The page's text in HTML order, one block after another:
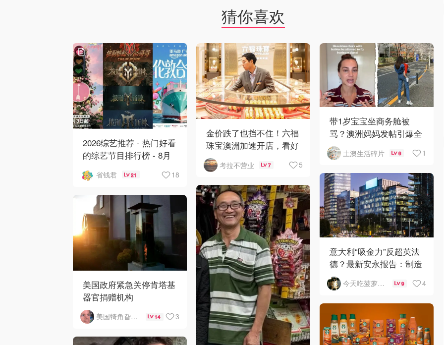
猜你喜欢
2026综艺推荐 - 热门好看
的综艺节目排行榜 - 8月
归啦省钱君 21 18
金价跌了也挡不住！六福
珠宝澳洲加速开店，看好
华人购买力
考拉不营业 7 5
带1岁宝宝坐商务舱被
骂？澳洲妈妈发帖引爆全
网争议
土澳生活碎片 6 1
意大利“吸金力”反超英法
德？最新安永报告：制造
业与AI成投资新宠！
今天吃菠萝披萨了吗 9 4
美国政府紧急关停肯塔基
器官捐赠机构
美国犄角旮旯新鲜事 14 3